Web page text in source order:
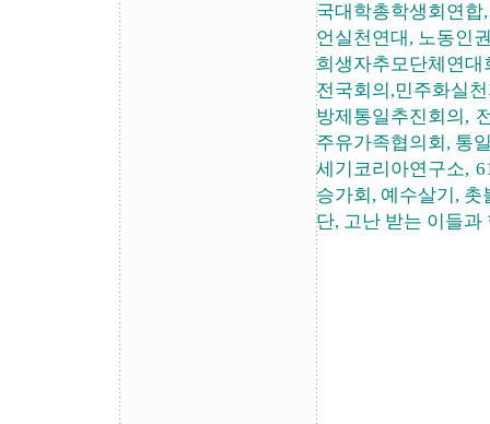
국대학총학생회연합
언실천연대, 노동인
희생자추모단체연
전국회의,민주화실
방제통일추진회의,
주유가족협의회, 통
세기코리아연구소,
승가회, 예수살기,
단, 고난 받는 이들